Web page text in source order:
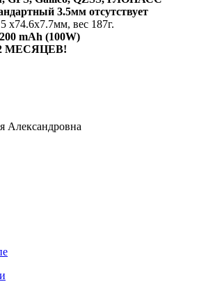
3.5мм отсутствует
х74.6х7.7мм, вес 187г.
mAh (100W)
МЕСЯЦЕВ!
Александровна